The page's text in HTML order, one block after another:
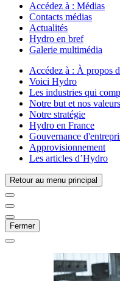
Accédez à : Médias
Contacts médias
Actualités
Hydro en bref
Galerie multimédia
Accédez à : À propos
Voici Hydro
Les industries qui
Notre but et nos valeurs
Notre stratégie
Hydro en France
Gouvernance
Approvisionnement
Les articles d’Hydro
Retour au menu principal
Fermer